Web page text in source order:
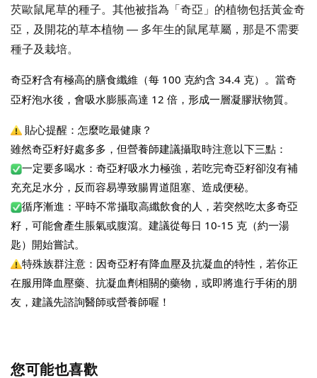
芡歐鼠尾草的種子。其他被指為「奇亞」的植物包括黃金奇
亞，及開花的草本植物 — 多年生的鼠尾草屬，那是不需要
種子及栽培。
奇亞籽含有極高的膳食纖維（每 100 克約含 34.4 克）。當奇
亞籽泡水後，會吸水膨脹高達 12 倍，形成一層凝膠狀物質。
貼心提醒：怎麼吃最健康？
雖然奇亞籽好處多多，但營養師建議攝取時注意以下三點：
一定要多喝水：奇亞籽吸水力極強，若吃完奇亞籽卻沒有補
充充足水分，反而容易導致腸胃道阻塞、造成便秘。
循序漸進：平時不常攝取高纖飲食的人，若突然吃太多奇亞
籽，可能會產生脹氣或腹瀉。建議從每日 10-15 克（約一湯
匙）開始嘗試。
特殊族群注意：因奇亞籽有降血壓及抗凝血的特性，若你正
在服用降血壓藥、抗凝血劑相關的藥物，或即將進行手術的朋
友，建議先諮詢醫師或營養師喔！
您可能也喜歡